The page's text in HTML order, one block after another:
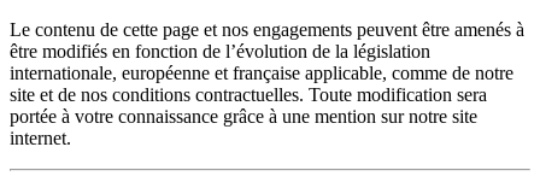
Le contenu de cette page et nos engagements peuvent être amenés à
être modifiés en fonction de l’évolution de la législation
internationale, européenne et française applicable, comme de notre
site et de nos conditions contractuelles. Toute modification sera
portée à votre connaissance grâce à une mention sur notre site
internet.